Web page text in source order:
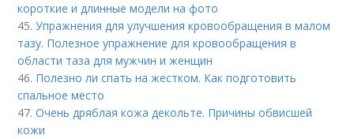
короткие и длинные модели на фото
45.Упражнения для улучшения кровообращения в малом
тазу. Полезное упражнение для кровообращения в
области таза для мужчин и женщин
46. Полезно ли спать на жестком. Как подготовить
спальное место
47.Очень дряблая кожа декольте. Причины обвисшей
кожи